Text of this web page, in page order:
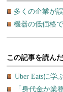
多くの企業が
機器の低価格